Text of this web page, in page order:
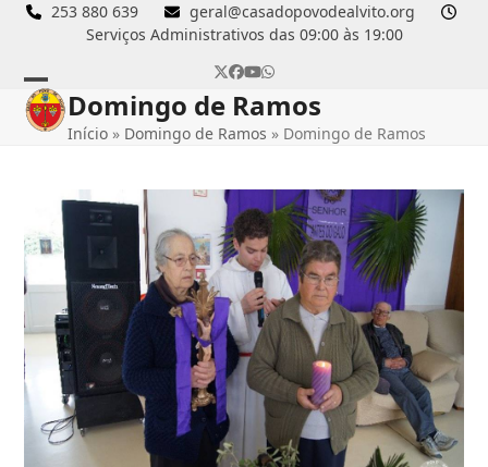
Skip
253 880 639
geral@casadopovodealvito.org
Serviços Administrativos das 09:00 às 19:00
Twitter
Facebook
YouTube
Whatsapp
Open
mobile
Close
mobile
Domingo de Ramos
Início » Domingo de Ramos » Domingo de Ramos